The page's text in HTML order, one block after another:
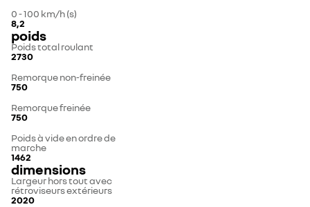
0 - 100 km/h (s)
8,2
poids
Poids total roulant
2730
Remorque non-freinée
750
Remorque freinée
750
Poids à vide en ordre de
marche
1462
dimensions
Largeur hors tout avec
rétroviseurs extérieurs
2020